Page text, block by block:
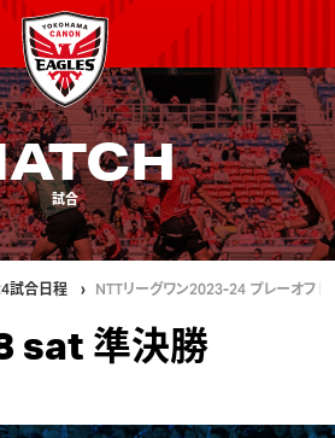
試合
試合日程 NTTリーグワン2023-24 プレーオフト
sat 準決勝